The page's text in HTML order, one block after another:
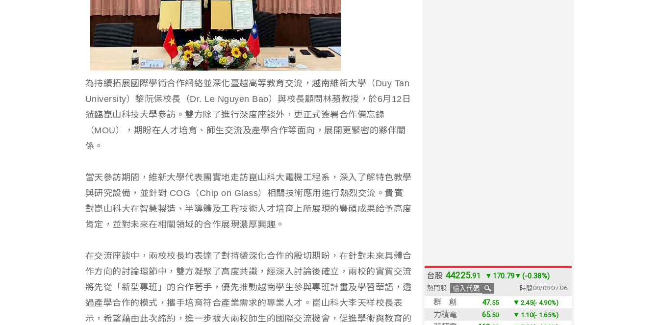
為持續拓展國際學術合作網絡並深化臺越高等教育交流，越南維新大學（Duy Tan
University）黎阮保校長（Dr. Le Nguyen Bao）與校長顧問林蘋教授，於6月12日
蒞臨崑山科技大學參訪。雙方除了進行深度座談外，更正式簽署合作備忘錄
（MOU），期盼在人才培育、師生交流及產學合作等面向，展開更緊密的夥伴關
係。
當天參訪期間，維新大學代表團實地走訪崑山科大電機工程系，深入了解特色教學
與研究設備，並針對 COG（Chip on Glass）相關技術應用進行熱烈交流。貴賓
對崑山科大在智慧製造、半導體及工程技術人才培育上所展現的豐碩成果給予高度
肯定，並對未來在相關領域的合作展現濃厚興趣。
在交流座談中，兩校校長均表達了對持續深化合作的殷切期盼，在針對未來具體合
作方向的討論環節中，雙方凝聚了高度共識，經深入討論後確立，兩校的實質交流
將先從「新型專班」的合作著手，優先推動越南學生參與專班計畫及學習華語，透
過產學合作的模式，攜手培育符合產業需求的專業人才。崑山科大李天祥校長表
示，希望藉由此次締約，進一步擴大兩校師生的國際交流機會，促進學術與教育的